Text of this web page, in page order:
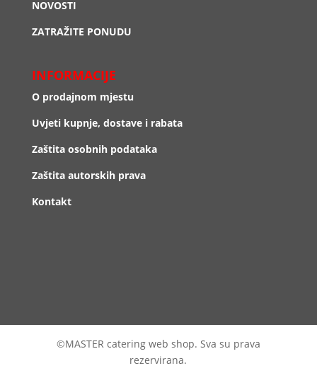
NOVOSTI
ZATRAŽITE PONUDU
INFORMACIJE
O prodajnom mjestu
Uvjeti kupnje, dostave i rabata
Zaštita osobnih podataka
Zaštita autorskih prava
Kontakt
©MASTER catering web shop. Sva su prava
rezervirana.